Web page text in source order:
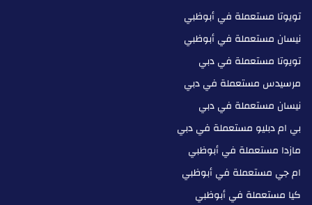
تويوتا مستعملة في أبوظبي
نيسان مستعملة في أبوظبي
تويوتا مستعملة في دبي
مرسيدس مستعملة في دبي
نيسان مستعملة في دبي
بي ام دبليو مستعملة في دبي
مازدا مستعملة في أبوظبي
ام جي مستعملة في أبوظبي
كيا مستعملة في أبوظبي